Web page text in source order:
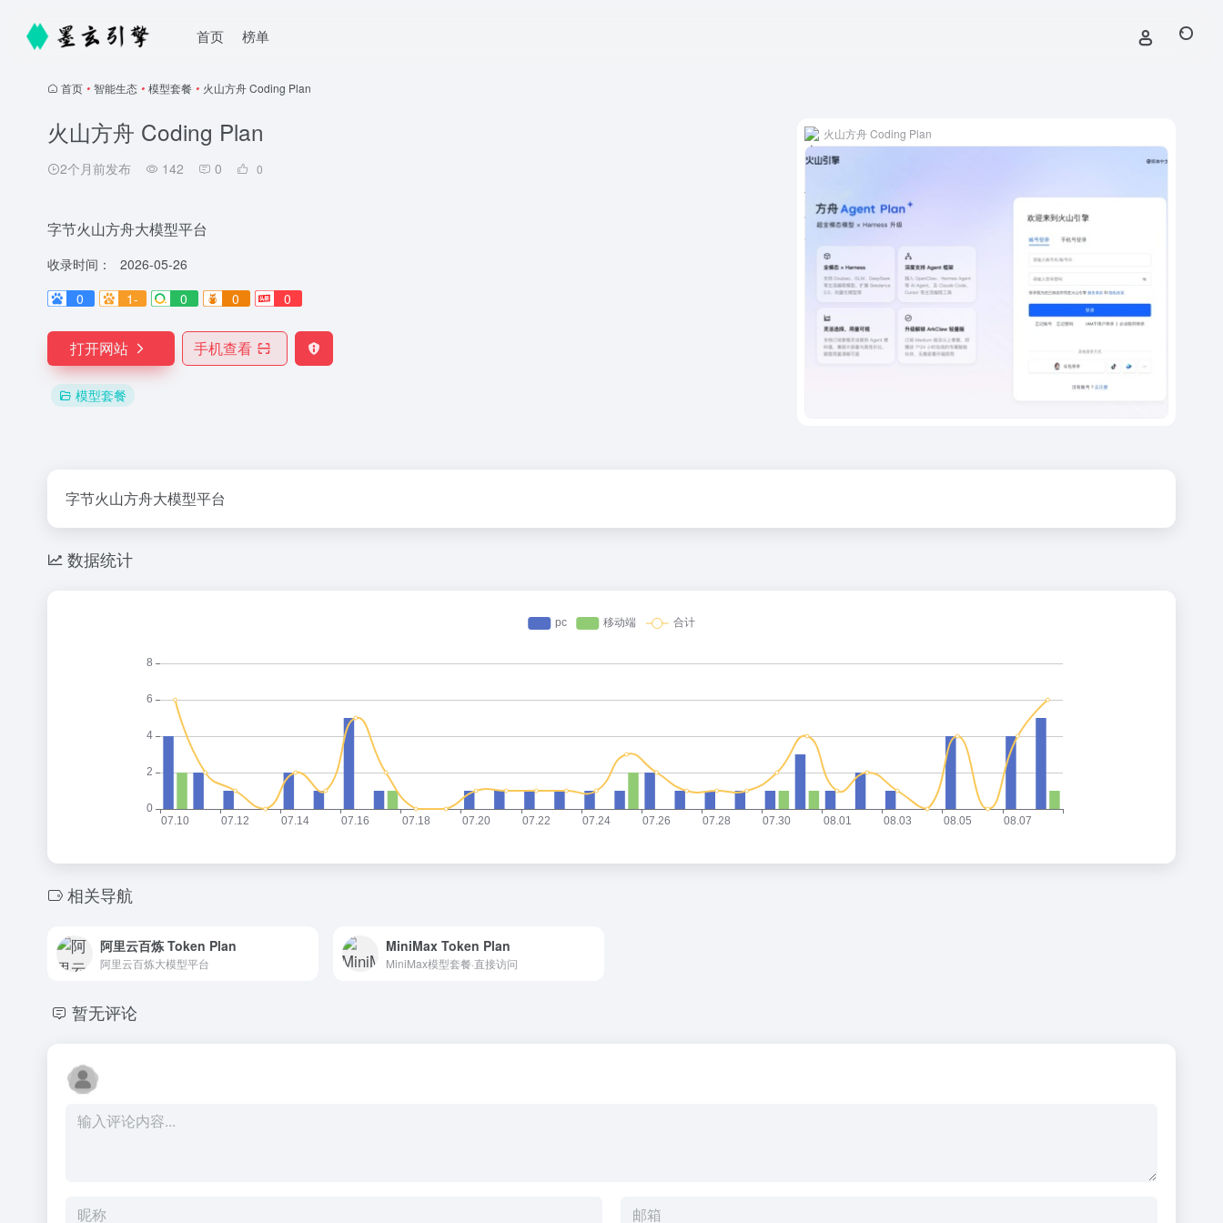
首页 榜单
首页 • 智能生态 • 模型套餐 • 火山方舟 Coding Plan
火山方舟 Coding Plan
2个月前发布 142 0 0
字节火山方舟大模型平台
收录时间：
2026-05-26
0
1- 0 0 0
打开网站 手机查看
模型套餐
火山方舟 Coding Plan
字节火山方舟大模型平台
数据统计
相关导航
阿里云百炼 Token Plan
阿里云百炼大模型平台
MiniMax Token Plan
MiniMax模型套餐·直接访问
暂无评论